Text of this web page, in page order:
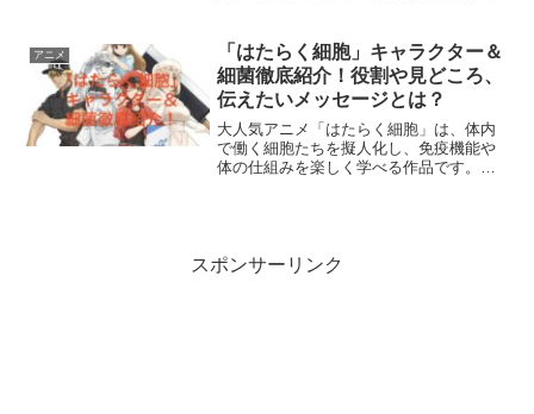
漫画業界への影響まで時系列で詳しくま
とめています。
アニメ
「はたらく細胞」キャラクター＆
細菌徹底紹介！役割や見どころ、
伝えたいメッセージとは？
大人気アニメ「はたらく細胞」は、体内
で働く細胞たちを擬人化し、免疫機能や
体の仕組みを楽しく学べる作品です。白
スポンサーリンク